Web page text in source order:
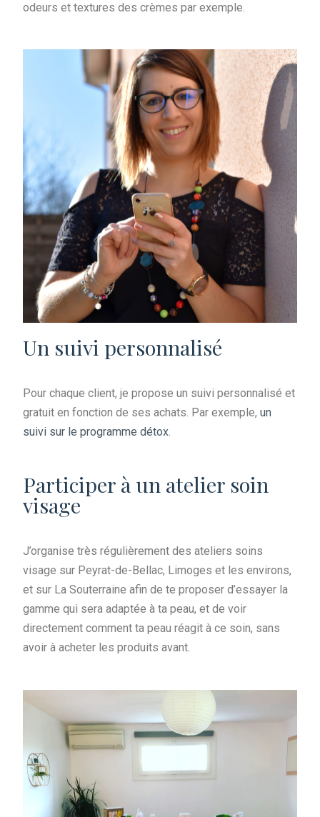
odeurs et textures des crèmes par exemple.
Un suivi personnalisé
Pour chaque client, je propose un suivi personnalisé et
gratuit en fonction de ses achats. Par exemple,un
suivi sur le programme détox.
Participer à un atelier soin
visage
J’organise très régulièrement des ateliers soins
visage sur Peyrat-de-Bellac, Limoges et les environs,
et sur La Souterraine afin de te proposer d’essayer la
gamme qui sera adaptée à ta peau, et de voir
directement comment ta peau réagit à ce soin, sans
avoir à acheter les produits avant.